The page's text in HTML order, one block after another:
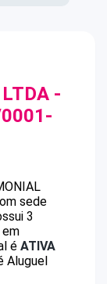
-
sede
3
é ATIVA
Aluguel